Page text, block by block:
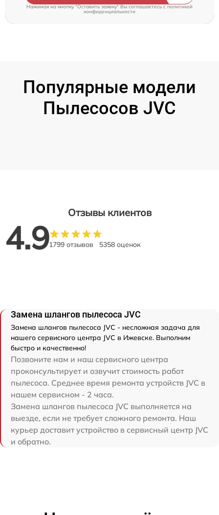
Нажимая на кнопку "Оставить заявку" Вы соглашаетесь c политикой
конфиденциальности
Популярные модели
Пылесосов JVC
Отзывы клиентов
4.91799 отзывов 5358 оценок
Замена шлангов пылесоса JVC
Замена шлангов пылесоса JVC - несложная задача для
нашего сервисного центра JVC в Ижевске. Выполним
быстро и качественно!
Позвоните нам и наш сервисного центра
проконсультирует и озвучит стоимость работ
пылесоса. Среднее время ремонта устройств JVC в
нашем сервисном - 2 часа.
Замена шлангов пылесоса JVC выполняется на
выезде, если не требует сложного ремонта. Наш
курьер доставит устройство в сервисный центр JVC
и обратно.